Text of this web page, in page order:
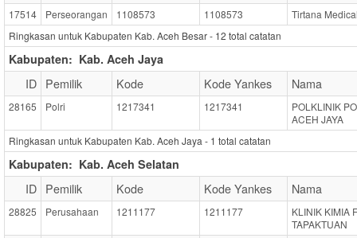
17514
Perseorangan 1108573 1108573
Tirtana
Ringkasan untuk Kabupaten Kab. Aceh Besar - 12 total catatan
Kabupaten: Kab. Aceh Jaya
ID Pemilik Kode Kode Yankes Nama
28165 Polri 1217341 1217341
POLKLINIK
ACEH JAYA
Ringkasan untuk Kabupaten Kab. Aceh Jaya - 1 total catatan
Kabupaten: Kab. Aceh Selatan
ID Pemilik Kode Kode Yankes Nama
28825 Perusahaan 1211177 1211177
KLINIK KIMIA
TAPAKTUAN